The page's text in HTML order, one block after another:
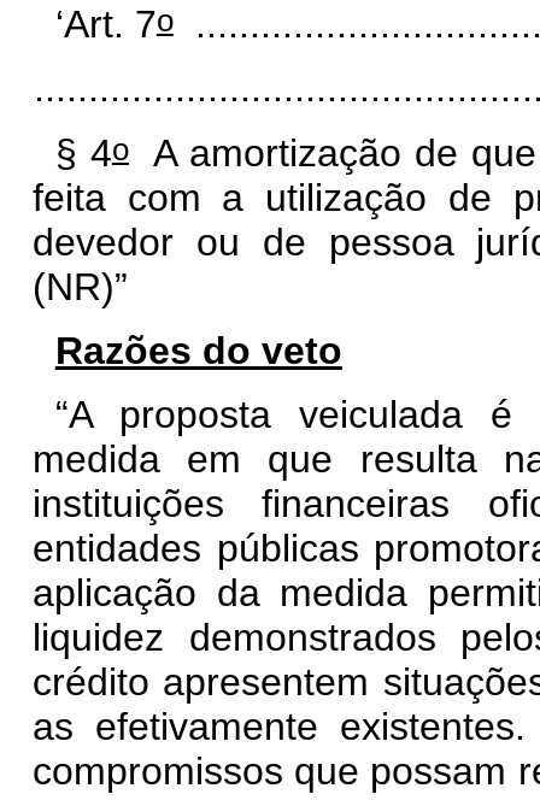
‘Art. 7o
§ 4oA amortização de
feita com a utilização de
devedor ou de pessoa
(NR)”
Razões do veto
“A proposta veiculada
medida em que resulta
instituições financeiras
entidades públicas
aplicação da medida
liquidez demonstrados
crédito apresentem
as efetivamente
compromissos que possam